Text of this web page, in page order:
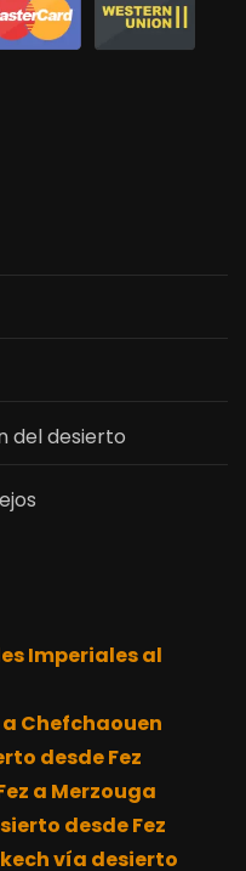
del desierto
Imperiales al
a Chefchaouen
desde Fez
a Merzouga
desde Fez
vía desierto